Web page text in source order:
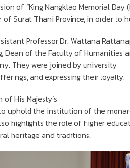
of “King Nangklao Memorial
Surat Thani Province, in order to
Professor Dr. Wattana
Dean of the Faculty of Humanities
They were joined by university
and expressing their loyalty.
His Majesty’s
uphold the institution of the
highlights the role of higher
heritage and traditions.